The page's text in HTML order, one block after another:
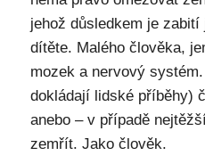
jehož důsledkem je zabití
dítěte. Malého člověka,
mozek a nervový
dokládají lidské příběhy)
anebo – v případě
zemřít. Jako člověk.